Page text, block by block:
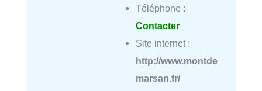
Téléphone :
Contacter
Site internet :
http://www.montde
marsan.fr/